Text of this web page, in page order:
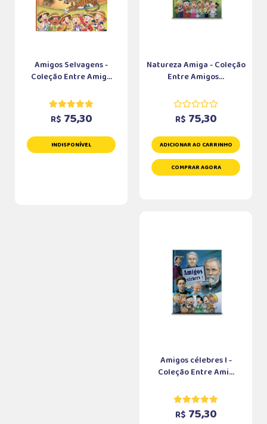
Amigos Selvagens -
Coleção Entre Amig...
R$ 75,30
INDISPONÍVEL
Natureza Amiga - Coleção
Entre Amigos...
R$ 75,30
ADICIONAR AO CARRINHO
COMPRAR AGORA
Amigos célebres I -
Coleção Entre Ami...
R$ 75,30